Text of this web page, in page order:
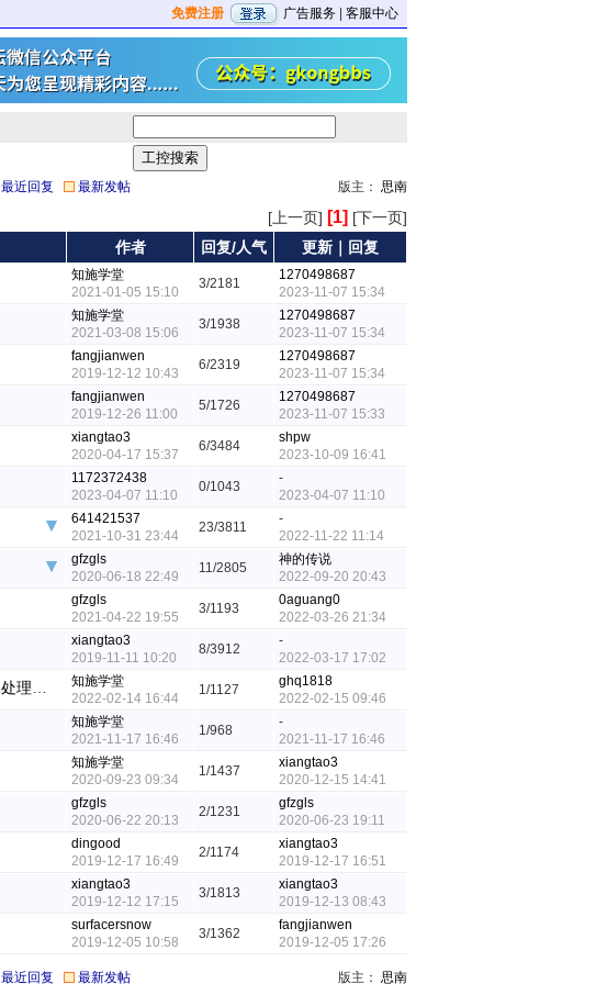
免费注册 广告服务 客服中心
最近回复 最新发帖 版主： 思南
[上一页] [1] [下一页]
作者 回复/人气
更新｜回复
知施学堂
2021-01-05 15:10
3/2181
1270498687
2023-11-07 15:34
知施学堂
2021-03-08 15:06
3/1938
1270498687
2023-11-07 15:34
fangjianwen
2019-12-12 10:43
6/2319
1270498687
2023-11-07 15:34
fangjianwen
2019-12-26 11:00
5/1726
1270498687
2023-11-07 15:33
xiangtao3
2020-04-17 15:37
6/3484
shpw
2023-10-09 16:41
1172372438
2023-04-07 11:10
0/1043
-
2023-04-07 11:10
641421537
2021-10-31 23:44
23/3811
-
2022-11-22 11:14
gfzgls
2020-06-18 22:49
11/2805
神的传说
2022-09-20 20:43
gfzgls
2021-04-22 19:55
3/1193
0aguang0
2022-03-26 21:34
xiangtao3
2019-11-11 10:20
8/3912
-
2022-03-17 17:02
知施学堂
2022-02-14 16:44
1/1127
ghq1818
2022-02-15 09:46
知施学堂
2021-11-17 16:46
1/968
-
2021-11-17 16:46
知施学堂
2020-09-23 09:34
1/1437
xiangtao3
2020-12-15 14:41
gfzgls
2020-06-22 20:13
2/1231
gfzgls
2020-06-23 19:11
dingood
2019-12-17 16:49
2/1174
xiangtao3
2019-12-17 16:51
xiangtao3
2019-12-12 17:15
3/1813
xiangtao3
2019-12-13 08:43
surfacersnow
2019-12-05 10:58
3/1362
fangjianwen
2019-12-05 17:26
最近回复 最新发帖 版主： 思南